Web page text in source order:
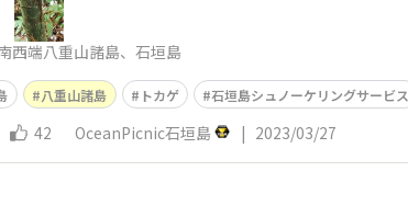
西端八重山諸島、石垣島
八重山諸島 トカゲ 石垣島シュノーケリングサービス
42 OceanPicnic石垣島 | 2023/03/27